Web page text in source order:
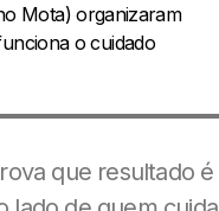
Mota) organizaram
o cuidado
que resultado é